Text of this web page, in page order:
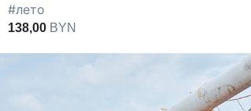
#лето
138,00 BYN